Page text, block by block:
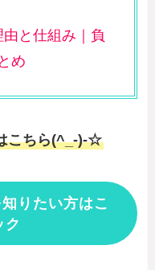
と仕組み｜負
め
こちら(^_-)-☆
りたい方はこ
ク